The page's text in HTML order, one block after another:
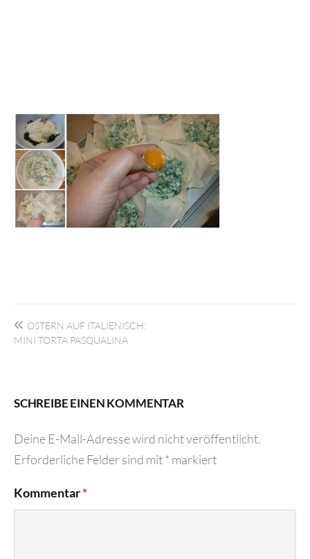
Beitragsnavigation
OSTERN AUF ITALIENISCH:
MINI TORTA PASQUALINA
SCHREIBE EINEN KOMMENTAR
Deine E-Mail-Adresse wird nicht veröffentlicht.
Erforderliche Felder sind mit* markiert
Kommentar*